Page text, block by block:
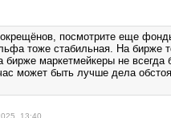
посмотрите еще
тоже стабильная. На бирже
бирже маркетмейкеры не всегда
может быть лучше дела
13:40